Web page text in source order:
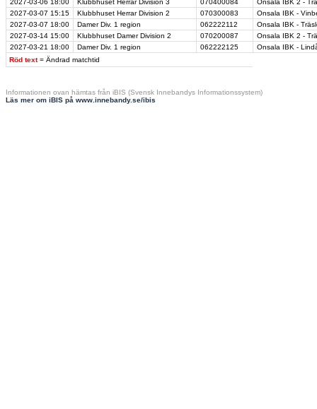
Röd text = Ändrad matchtid
2027-03-06 18:00 Klubbhuset Herrar Division 3 070400084
Onsala IBK 2 -
2027-03-07 15:15 Klubbhuset Herrar Division 2 070300083
Onsala IBK -
2027-03-07 18:00 Damer Div. 1 region 062222112
Onsala IBK -
2027-03-14 15:00 Klubbhuset Damer Division 2 070200087
Onsala IBK 2 -
2027-03-21 18:00 Damer Div. 1 region 062222125 Onsala IBK -
Informationen ovan hämtas från iBIS (Svensk Innebandys Informationssystem)
Läs mer om iBIS på www.innebandy.se/ibis